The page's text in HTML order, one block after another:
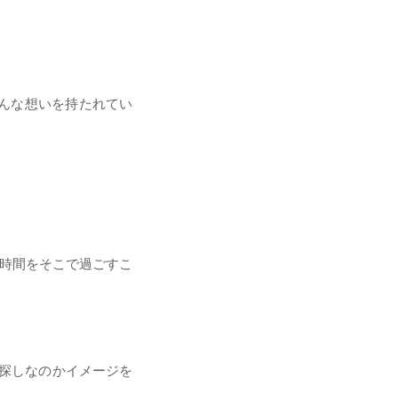
な想いを持たれてい
間をそこで過ごすこ
しなのかイメージを